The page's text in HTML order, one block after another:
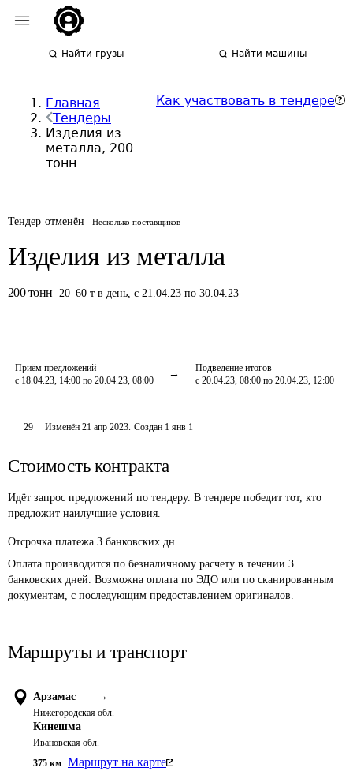
Найти грузы Найти машины
Главная
Тендеры
Изделия из
металла, 200
тонн
Как участвовать в тендере
Тендер отменён Несколько поставщиков
Изделия из металла
200 тонн 20–60 т в день, с 21.04.23 по 30.04.23
Приём предложений
с 18.04.23, 14:00 по 20.04.23, 08:00
Подведение итогов
с 20.04.23, 08:00 по 20.04.23, 12:00
29 Изменён21 апр 2023. Создан 1 янв 1
Стоимость контракта
Идёт запрос предложений по тендеру. В тендере победит тот, кто
предложит наилучшие условия.
Отсрочка платежа 3 банковских дн.
Оплата производится по безналичному расчету в течении 3
банковских дней. Возможна оплата по ЭДО или по сканированным
документам, с последующим предоставлением оригиналов.
Маршруты и транспорт
Арзамас →
Нижегородская обл.
Кинешма
Ивановская обл.
375 км Маршрут на карте